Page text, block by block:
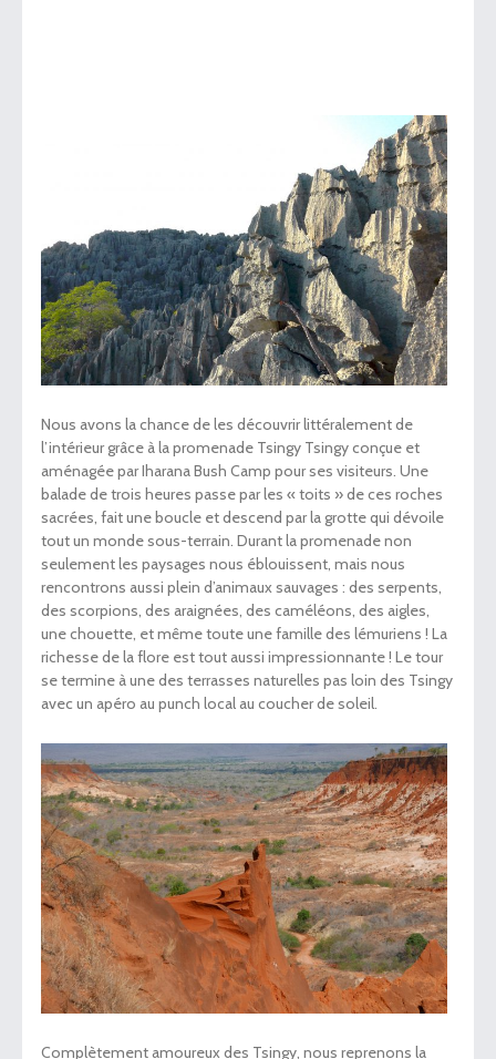
Nous avons la chance de les découvrir littéralement de
l’intérieur grâce à la promenade Tsingy Tsingy conçue et
aménagée par Iharana Bush Camp pour ses visiteurs. Une
balade de trois heures passe par les « toits » de ces roches
sacrées, fait une boucle et descend par la grotte qui dévoile
tout un monde sous-terrain. Durant la promenade non
seulement les paysages nous éblouissent, mais nous
rencontrons aussi plein d’animaux sauvages : des serpents,
des scorpions, des araignées, des caméléons, des aigles,
une chouette, et même toute une famille des lémuriens ! La
richesse de la flore est tout aussi impressionnante ! Le tour
se termine à une des terrasses naturelles pas loin des Tsingy
avec un apéro au punch local au coucher de soleil.
Complètement amoureux des Tsingy, nous reprenons la